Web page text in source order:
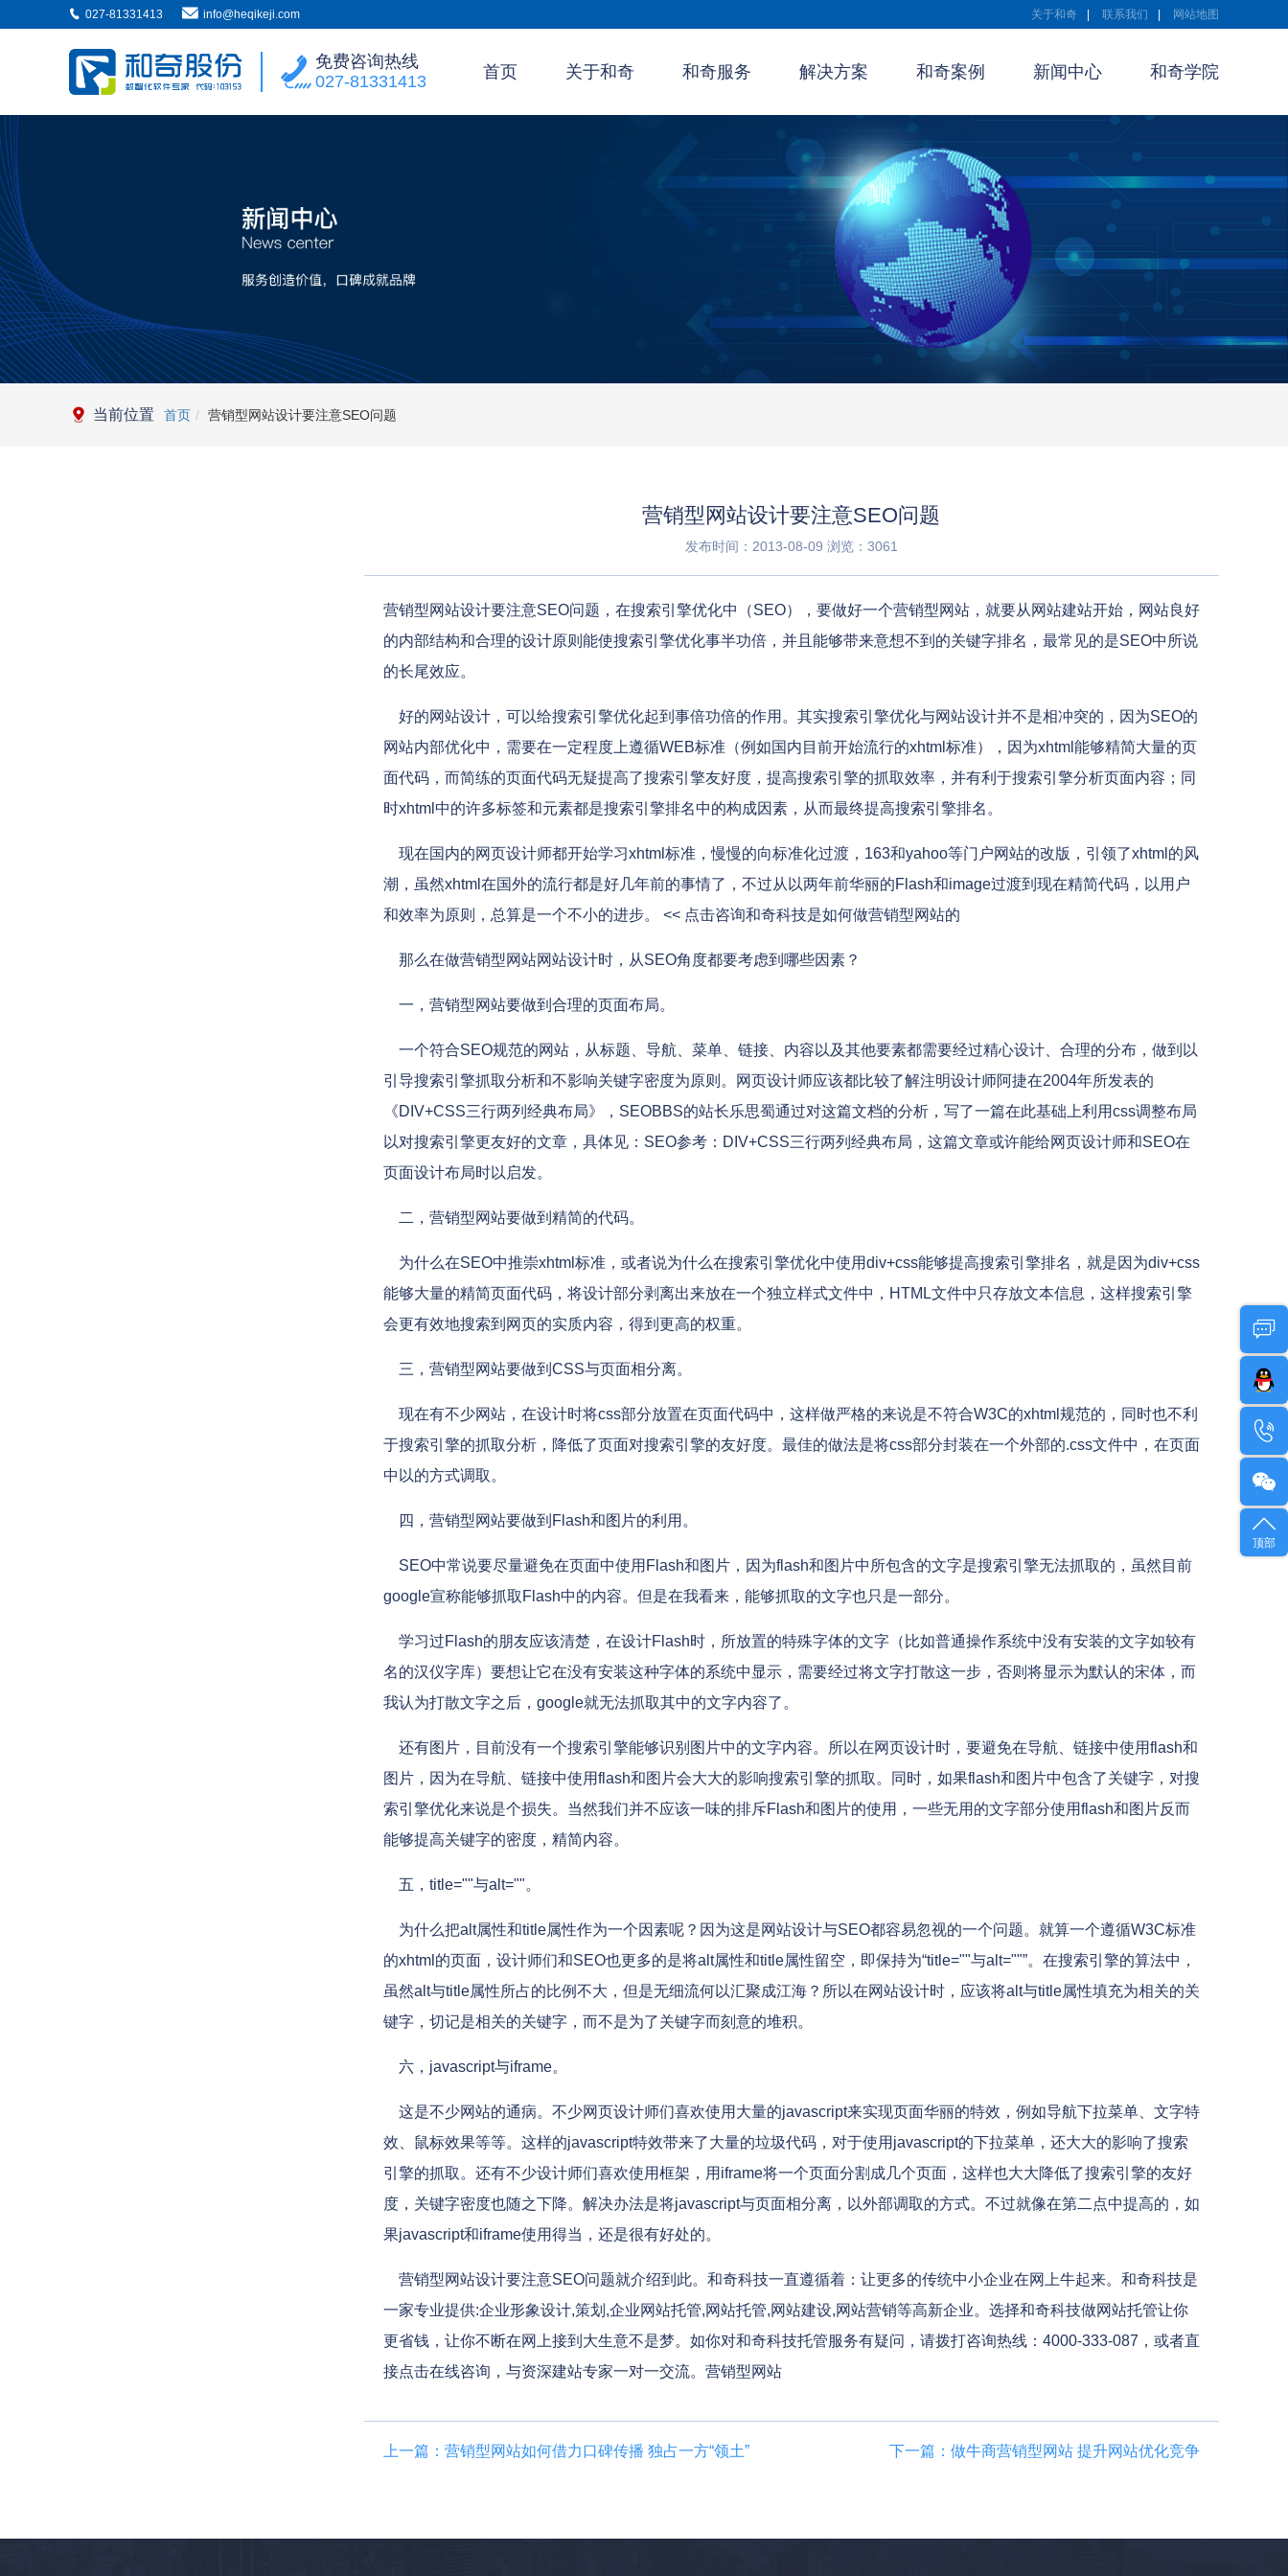
027-81331413 info@heqikeji.com 关于和奇 | 联系我们 | 网站地图
免费咨询热线
027-81331413
首页 关于和奇 和奇服务 解决方案 和奇案例 新闻中心 和奇学院
当前位置 首页 营销型网站设计要注意SEO问题
营销型网站设计要注意SEO问题
发布时间：2013-08-09 浏览：3061
营销型网站设计要注意SEO问题，在搜索引擎优化中（SEO），要做好一个营销型网站，就要从网站建站开始，网站良好
的内部结构和合理的设计原则能使搜索引擎优化事半功倍，并且能够带来意想不到的关键字排名，最常见的是SEO中所说
的长尾效应。
好的网站设计，可以给搜索引擎优化起到事倍功倍的作用。其实搜索引擎优化与网站设计并不是相冲突的，因为SEO的
网站内部优化中，需要在一定程度上遵循WEB标准（例如国内目前开始流行的xhtml标准），因为xhtml能够精简大量的页
面代码，而简练的页面代码无疑提高了搜索引擎友好度，提高搜索引擎的抓取效率，并有利于搜索引擎分析页面内容；同
时xhtml中的许多标签和元素都是搜索引擎排名中的构成因素，从而最终提高搜索引擎排名。
现在国内的网页设计师都开始学习xhtml标准，慢慢的向标准化过渡，163和yahoo等门户网站的改版，引领了xhtml的风
潮，虽然xhtml在国外的流行都是好几年前的事情了，不过从以两年前华丽的Flash和image过渡到现在精简代码，以用户
和效率为原则，总算是一个不小的进步。 << 点击咨询和奇科技是如何做营销型网站的
那么在做营销型网站网站设计时，从SEO角度都要考虑到哪些因素？
一，营销型网站要做到合理的页面布局。
一个符合SEO规范的网站，从标题、导航、菜单、链接、内容以及其他要素都需要经过精心设计、合理的分布，做到以
引导搜索引擎抓取分析和不影响关键字密度为原则。网页设计师应该都比较了解注明设计师阿捷在2004年所发表的
《DIV+CSS三行两列经典布局》，SEOBBS的站长乐思蜀通过对这篇文档的分析，写了一篇在此基础上利用css调整布局
以对搜索引擎更友好的文章，具体见：SEO参考：DIV+CSS三行两列经典布局，这篇文章或许能给网页设计师和SEO在
页面设计布局时以启发。
二，营销型网站要做到精简的代码。
为什么在SEO中推崇xhtml标准，或者说为什么在搜索引擎优化中使用div+css能够提高搜索引擎排名，就是因为div+css
能够大量的精简页面代码，将设计部分剥离出来放在一个独立样式文件中，HTML文件中只存放文本信息，这样搜索引擎
会更有效地搜索到网页的实质内容，得到更高的权重。
三，营销型网站要做到CSS与页面相分离。
现在有不少网站，在设计时将css部分放置在页面代码中，这样做严格的来说是不符合W3C的xhtml规范的，同时也不利
于搜索引擎的抓取分析，降低了页面对搜索引擎的友好度。最佳的做法是将css部分封装在一个外部的.css文件中，在页面
中以的方式调取。
四，营销型网站要做到Flash和图片的利用。
SEO中常说要尽量避免在页面中使用Flash和图片，因为flash和图片中所包含的文字是搜索引擎无法抓取的，虽然目前
google宣称能够抓取Flash中的内容。但是在我看来，能够抓取的文字也只是一部分。
学习过Flash的朋友应该清楚，在设计Flash时，所放置的特殊字体的文字（比如普通操作系统中没有安装的文字如较有
名的汉仪字库）要想让它在没有安装这种字体的系统中显示，需要经过将文字打散这一步，否则将显示为默认的宋体，而
我认为打散文字之后，google就无法抓取其中的文字内容了。
还有图片，目前没有一个搜索引擎能够识别图片中的文字内容。所以在网页设计时，要避免在导航、链接中使用flash和
图片，因为在导航、链接中使用flash和图片会大大的影响搜索引擎的抓取。同时，如果flash和图片中包含了关键字，对搜
索引擎优化来说是个损失。当然我们并不应该一味的排斥Flash和图片的使用，一些无用的文字部分使用flash和图片反而
能够提高关键字的密度，精简内容。
五，title=""与alt=""。
为什么把alt属性和title属性作为一个因素呢？因为这是网站设计与SEO都容易忽视的一个问题。就算一个遵循W3C标准
的xhtml的页面，设计师们和SEO也更多的是将alt属性和title属性留空，即保持为“title=""与alt=""”。在搜索引擎的算法中，
虽然alt与title属性所占的比例不大，但是无细流何以汇聚成江海？所以在网站设计时，应该将alt与title属性填充为相关的关
键字，切记是相关的关键字，而不是为了关键字而刻意的堆积。
六，javascript与iframe。
这是不少网站的通病。不少网页设计师们喜欢使用大量的javascript来实现页面华丽的特效，例如导航下拉菜单、文字特
效、鼠标效果等等。这样的javascript特效带来了大量的垃圾代码，对于使用javascript的下拉菜单，还大大的影响了搜索
引擎的抓取。还有不少设计师们喜欢使用框架，用iframe将一个页面分割成几个页面，这样也大大降低了搜索引擎的友好
度，关键字密度也随之下降。解决办法是将javascript与页面相分离，以外部调取的方式。不过就像在第二点中提高的，如
果javascript和iframe使用得当，还是很有好处的。
营销型网站设计要注意SEO问题就介绍到此。和奇科技一直遵循着：让更多的传统中小企业在网上牛起来。和奇科技是
一家专业提供:企业形象设计,策划,企业网站托管,网站托管,网站建设,网站营销等高新企业。选择和奇科技做网站托管让你
更省钱，让你不断在网上接到大生意不是梦。如你对和奇科技托管服务有疑问，请拨打咨询热线：4000-333-087，或者直
接点击在线咨询，与资深建站专家一对一交流。营销型网站
上一篇：营销型网站如何借力口碑传播 独占一方“领土” 下一篇：做牛商营销型网站 提升网站优化竞争
顶部